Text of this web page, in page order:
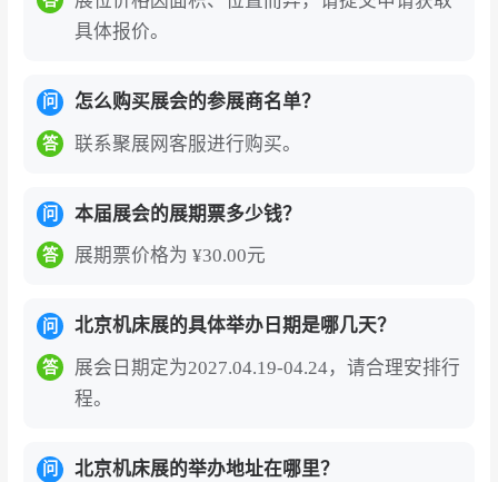
术、拓展市场的高效平台。
治经济中心，辐射京津冀及全国产业集群，是进
入亚洲市场的战略枢纽。
端数控机床、智能制造系统、工业机器人等全产
业链创新成果。
4、通过专项论坛、技术研讨会等活动，洞察全球
技术趋势（如工业4.0、人工智能集成），助力企
业定位发展方向。
专业买家，提供高效B2B对接机会，快速触达目
具体报价。
问 怎么购买展会的参展商名单？
答 联系聚展网客服进行购买。
问 本届展会的展期票多少钱？
答 展期票价格为 ¥30.00元
问 北京机床展的具体举办日期是哪几天？
答
展会日期定为2027.04.19-04.24，请合理安排行
程。
问 北京机床展的举办地址在哪里？